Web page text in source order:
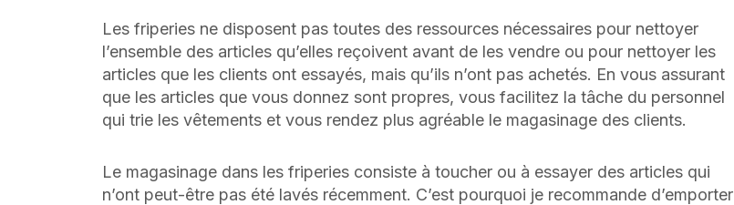
Les friperies ne disposent pas toutes des ressources nécessaires pour nettoyer
l’ensemble des articles qu’elles reçoivent avant de les vendre ou pour nettoyer les
articles que les clients ont essayés, mais qu’ils n’ont pas achetés. En vous assurant
que les articles que vous donnez sont propres, vous facilitez la tâche du personnel
qui trie les vêtements et vous rendez plus agréable le magasinage des clients.
Le magasinage dans les friperies consiste à toucher ou à essayer des articles qui
n’ont peut-être pas été lavés récemment. C’est pourquoi je recommande d’emporter